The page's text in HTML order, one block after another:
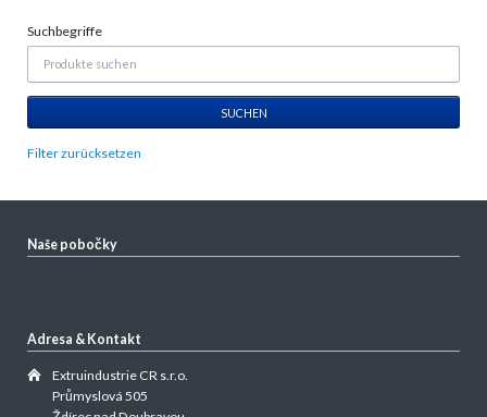
Suchbegriffe
Filter zurücksetzen
Naše pobočky
Adresa & Kontakt
Extruindustrie CR s.r.o.
Průmyslová 505